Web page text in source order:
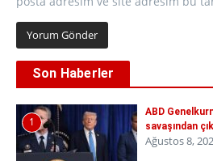
Son Haberler
1
ABD
savaşından
Ağustos 8,